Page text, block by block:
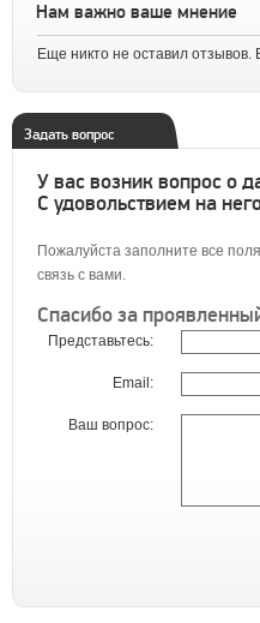
Нам важно ваше мнение
Еще никто не оставил отзывов.
Задать вопрос
У вас возник вопрос о
С удовольствием на
Пожалуйста заполните все
связь с вами.
Спасибо за
Представьтесь:
Email:
Ваш вопрос: